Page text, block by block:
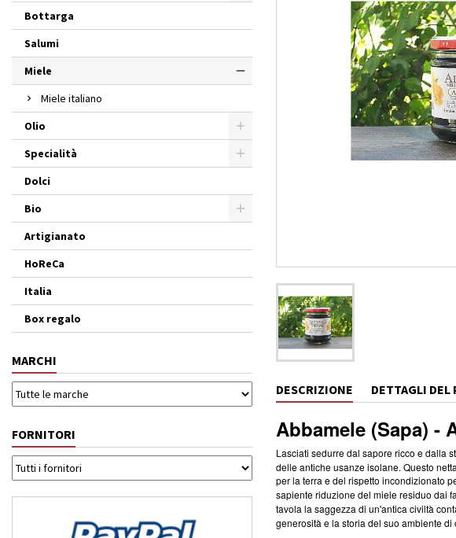
Bottarga
Salumi
Miele
Miele italiano
Olio
Specialità
Dolci
Bio
Artigianato
HoReCa
Italia
Box regalo
MARCHI
FORNITORI
DESCRIZIONE DETTAGLI DEL
Abbamele (Sapa) -
Lasciati sedurre dal sapore ricco e dalla
delle antiche usanze isolane. Questo
per la terra e del rispetto incondizionato
sapiente riduzione del miele residuo dai
tavola la saggezza di un'antica civiltà
generosità e la storia del suo ambiente di